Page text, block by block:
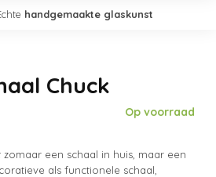
handgemaakte glaskunst
Chuck
Op voorraad
een schaal in huis, maar een
als functionele schaal,